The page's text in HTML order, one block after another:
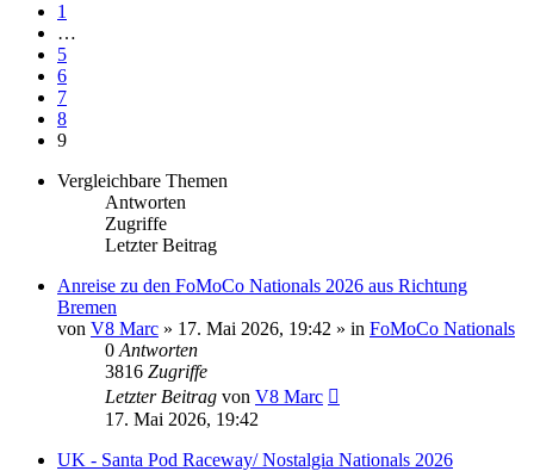
1
…
5
6
7
8
9
Vergleichbare Themen
Antworten
Zugriffe
Letzter Beitrag
Anreise zu den FoMoCo Nationals 2026 aus Richtung
Bremen
von V8 Marc » 17. Mai 2026, 19:42 » in FoMoCo Nationals
0 Antworten
3816 Zugriffe
Letzter Beitrag von V8 Marc
17. Mai 2026, 19:42
UK - Santa Pod Raceway/ Nostalgia Nationals 2026